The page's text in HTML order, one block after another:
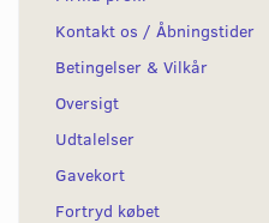
Kontakt os / Åbningstider
Betingelser & Vilkår
Oversigt
Udtalelser
Gavekort
Fortryd købet